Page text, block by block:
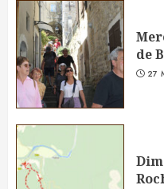
de
27